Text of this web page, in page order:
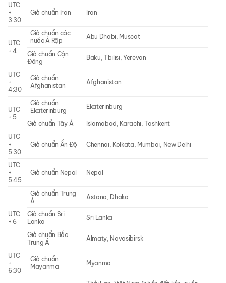
UTC
+
3:30
Giờ chuẩn Iran Iran
UTC
+ 4
Giờ chuẩn các
nước Ả Rập
Abu Dhabi, Muscat
Giờ chuẩn Cận
Đông
Baku, Tbilisi, Yerevan
UTC
+
4:30
Giờ chuẩn
Afghanistan
Afghanistan
UTC
+ 5
Giờ chuẩn
Ekaterinburg
Ekaterinburg
Giờ chuẩn Tây Á
Islamabad, Karachi, Tashkent
UTC
+
5:30
Giờ chuẩn Ấn Độ Chennai, Kolkata, Mumbai, New Delhi
UTC
+
5:45
Giờ chuẩn Nepal Nepal
UTC
+ 6
Giờ chuẩn Trung
Á
Astana, Dhaka
Giờ chuẩn Sri
Lanka
Sri Lanka
Giờ chuẩn Bắc
Trung Á
Almaty, Novosibirsk
UTC
+
6:30
Giờ chuẩn
Mayanma
Myanma